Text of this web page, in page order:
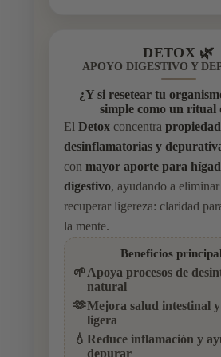
DETOX 🌿
APOYO DIGESTIVO Y
¿Y si resetear tu
simple como un ritual
El Detoxconcentra
desinflamatorias y
con mayor aporte para
digestivo, ayudando a
recuperar ligereza: claridad
la mente.
Beneficios
🌱Apoya procesos de
natural
🫶Mejora salud intestinal
ligera
💧 Reduce inflamación y
depurar